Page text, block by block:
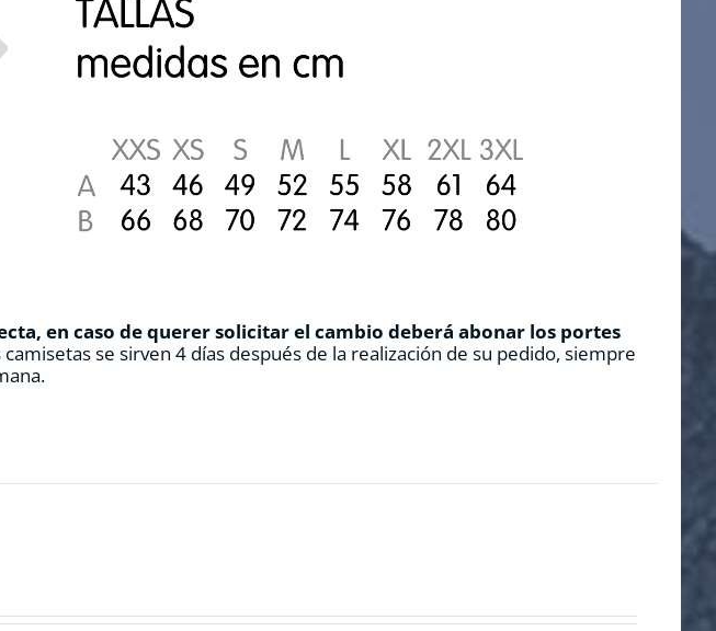
en caso de querer solicitar el cambio deberá abonar los portes
camisetas se sirven 4 días después de la realización de su pedido, siempre